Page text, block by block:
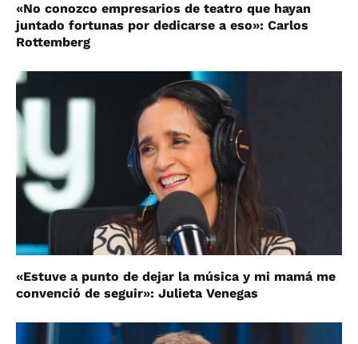
«No conozco empresarios de teatro que hayan
juntado fortunas por dedicarse a eso»: Carlos
Rottemberg
«Estuve a punto de dejar la música y mi mamá me
convenció de seguir»: Julieta Venegas